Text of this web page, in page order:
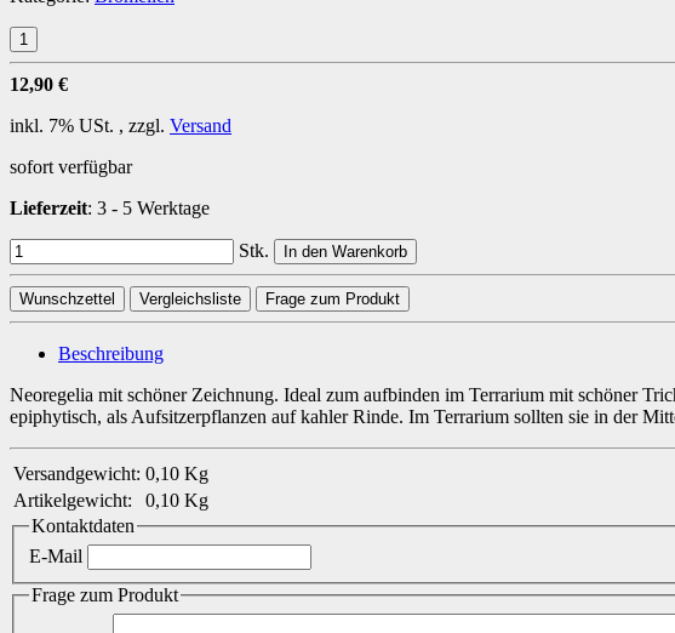
12,90 €
inkl. 7% USt. , zzgl. Versand
sofort verfügbar
Lieferzeit: 3 - 5 Werktage
Stk. In den Warenkorb
Wunschzettel Vergleichsliste Frage zum Produkt
Beschreibung
Neoregelia mit schöner Zeichnung. Ideal zum aufbinden im Terrarium mit schöner
epiphytisch, als Aufsitzerpflanzen auf kahler Rinde. Im Terrarium sollten sie in der
Versandgewicht: 0,10 Kg
Artikelgewicht:
0,10 Kg
Kontaktdaten
E-Mail
Frage zum Produkt